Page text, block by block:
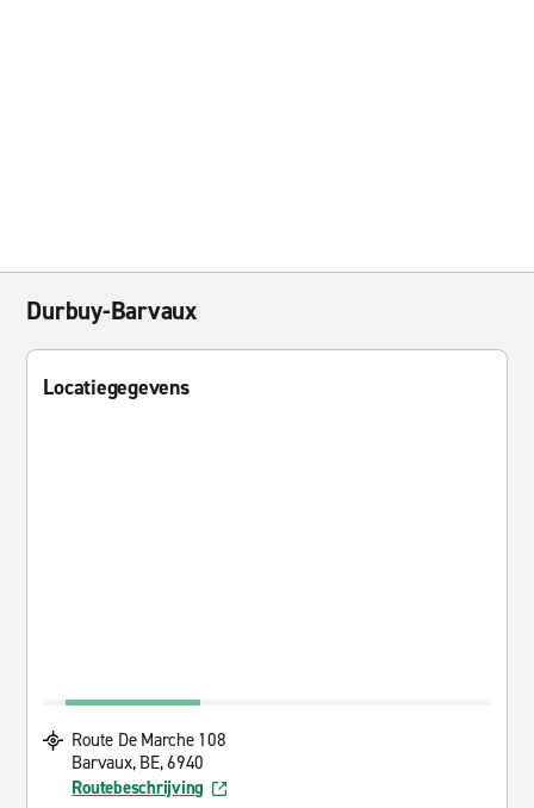
Durbuy-Barvaux
Locatiegegevens
Route De Marche 108
Barvaux, BE, 6940
Routebeschrijving